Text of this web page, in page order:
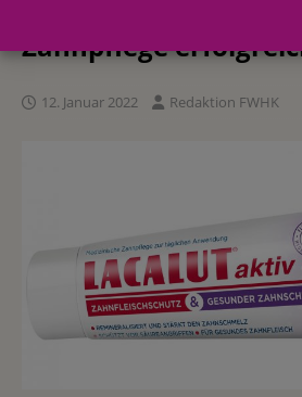
Zahnpflege
12. Januar 2022 Redaktion FWHK